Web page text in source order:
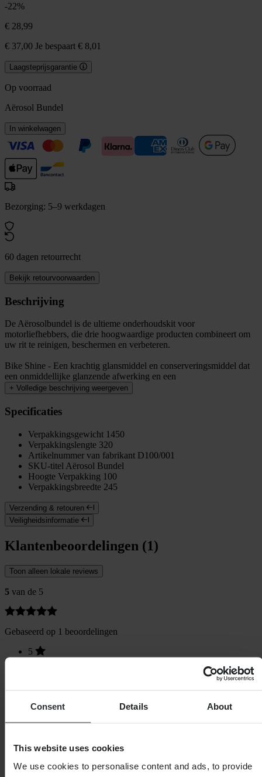
Consent Details About
This website uses cookies
We use cookies to personalise content and ads, to provide
-22%
€ 28,99
€ 37,00 Je bespaart € 8,01
Laagsteprijsgarantie
Op voorraad
Aërosol Bundel
In winkelwagen
Bezorging: 5–9 werkdagen
60 dagen retourrecht
Bekijk retourvoorwaarden
Beschrijving
De Aërosolbundel is de ultieme onderhoudskit voor
motorliefhebbers, die drie hoogwaardige producten combineert om
uw rit te reinigen, beschermen en verbeteren.
Bike Shine - Een krachtig glansmiddel en conserveringsmiddel dat
een onmiddellijke glanzende afwerking en een
+ Volledige beschrijving weergeven
Specificaties
Verpakkingsgewicht 1450
Verpakkingslengte 320
Artikelnummer van fabrikant D100/001
SKU-titel Aërosol Bundel
Hoogte Verpakking 100
Verpakkingsbreedte 245
Verzending & retouren
Veiligheidsinformatie
Klantenbeoordelingen (1)
Toon alleen lokale reviews
5 van de 5
Gebaseerd op 1 beoordelingen
5
0
0
0